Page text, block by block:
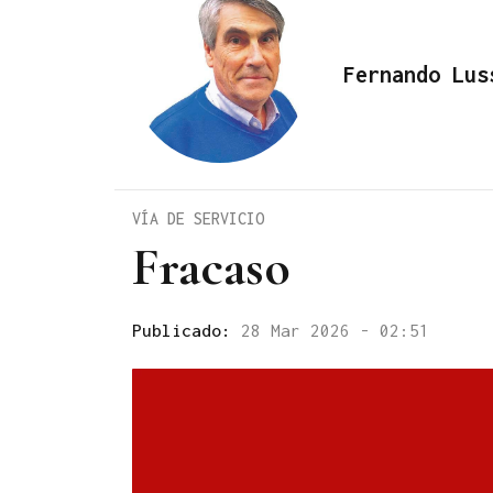
Fernando
Fracaso
VÍA DE SERVICIO
Publicado: 28 Mar 2026 - 02:51